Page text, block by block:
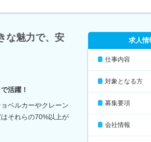
な魅力で、安
活躍！
ベルカーやクレーン
それらの70%以上が
求人情
仕事内容
対象となる方
募集要項
会社情報